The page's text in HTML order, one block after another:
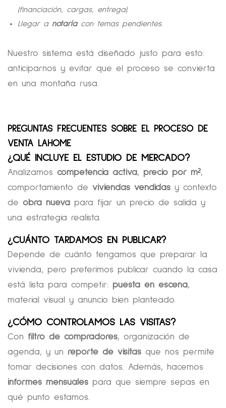
(financiación, cargas, entrega).
Llegar a notaríacon temas pendientes.
Nuestro sistema está diseñado justo para esto:
anticiparnos y evitar que el proceso se convierta
en una montaña rusa.
PREGUNTAS FRECUENTES SOBRE EL PROCESO DE
VENTA LAHOME
¿QUÉ INCLUYE EL ESTUDIO DE MERCADO?
Analizamos competencia activa, precio por m²,
comportamiento de viviendas vendidas y contexto
de obra nueva para fijar un precio de salida y
una estrategia realista.
¿CUÁNTO TARDAMOS EN PUBLICAR?
Depende de cuánto tengamos que preparar la
vivienda, pero preferimos publicar cuando la casa
está lista para competir: puesta en escena,
material visual y anuncio bien planteado.
¿CÓMO CONTROLAMOS LAS VISITAS?
Con filtro de compradores, organización de
agenda, y un reporte de visitas que nos permite
tomar decisiones con datos. Además, hacemos
informes mensuales para que siempre sepas en
qué punto estamos.